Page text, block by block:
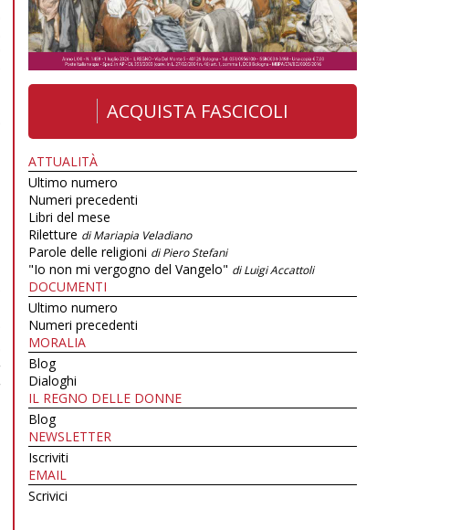
ACQUISTA FASCICOLI
ATTUALITÀ
Ultimo numero
Numeri precedenti
Libri del mese
Riletture di Mariapia Veladiano
Parole delle religioni di Piero Stefani
"Io non mi vergogno del Vangelo" di Luigi Accattoli
DOCUMENTI
Ultimo numero
Numeri precedenti
MORALIA
Blog
Dialoghi
IL REGNO DELLE DONNE
Blog
NEWSLETTER
Iscriviti
EMAIL
Scrivici